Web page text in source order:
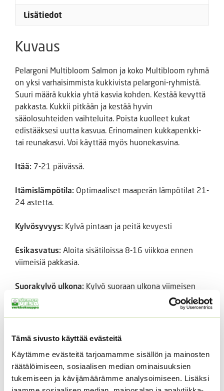
Tämä sivusto käyttää evästeitä
Käytämme evästeitä tarjoamamme sisällön ja mainosten
räätälöimiseen, sosiaalisen median ominaisuuksien
tukemiseen ja kävijämäärämme analysoimiseen. Lisäksi
Lisätiedot
Kuvaus
Pelargoni Multibloom Salmon ja koko Multibloom ryhmä
on yksi varhaisimmista kukkivista pelargoni-ryhmistä.
Suuri määrä kukkia yhtä kasvia kohden. Kestää kevyttä
pakkasta. Kukkii pitkään ja kestää hyvin
sääolosuhteiden vaihteluita. Poista kuolleet kukat
edistääksesi uutta kasvua. Erinomainen kukkapenkki-
tai reunakasvi. Voi käyttää myös huonekasvina.
Itää: 7-21 päivässä.
Itämislämpötila: Optimaaliset maaperän lämpötilat 21-
24 astetta.
Kylvösyvyys: Kylvä pintaan ja peitä kevyesti
Esikasvatus: Aloita sisätiloissa 8-16 viikkoa ennen
viimeisiä pakkasia.
Suorakylvö ulkona: Kylvö suoraan ulkona viimeisen
pakkasen jälkeen. (vain alueilla, joilla on pitkät
kasvukaudet)
Riviväli: 30 cm
Valontarpeet:Täysi aurinko/puolivarjoinen
Arvioitu kukintapäivä siemenestä:90-100 päivää